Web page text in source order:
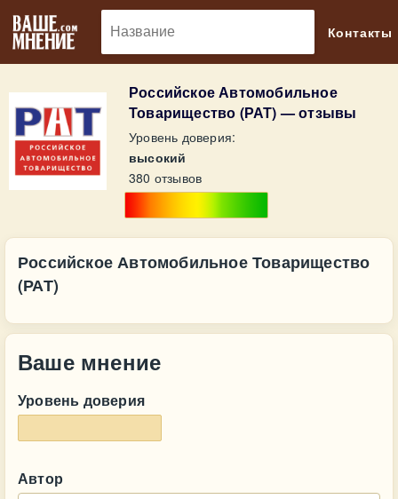
Контакты
Российское Автомобильное
Товарищество (РАТ) — отзывы
Уровень доверия:
высокий
380 отзывов
Российское Автомобильное Товарищество
(РАТ)
Ваше мнение
Уровень доверия
Автор